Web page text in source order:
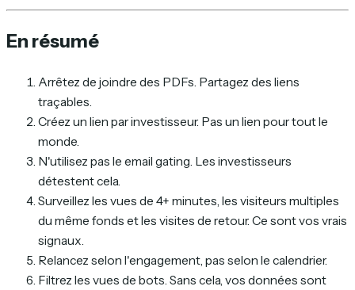
En résumé
Arrêtez de joindre des PDFs. Partagez des liens
traçables.
Créez un lien par investisseur. Pas un lien pour tout le
monde.
N'utilisez pas le email gating. Les investisseurs
détestent cela.
Surveillez les vues de 4+ minutes, les visiteurs multiples
du même fonds et les visites de retour. Ce sont vos vrais
signaux.
Relancez selon l'engagement, pas selon le calendrier.
Filtrez les vues de bots. Sans cela, vos données sont